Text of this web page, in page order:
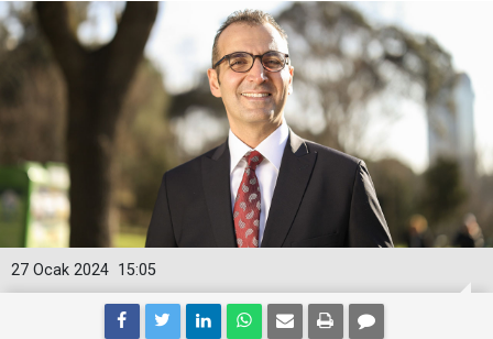
15:05
27 Ocak 2024